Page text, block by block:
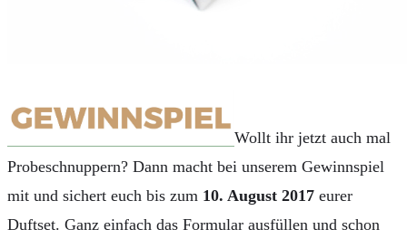
Wollt ihr jetzt auch mal
Probeschnuppern? Dann macht bei unserem Gewinnspiel
mit und sichert euch bis zum 10. August 2017 eurer
Duftset. Ganz einfach das Formular ausfüllen und schon